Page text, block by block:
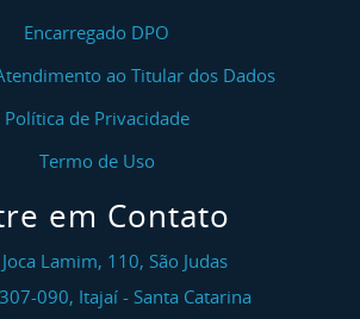
Encarregado DPO
ao Titular dos Dados
Política de Privacidade
Termo de Uso
em Contato
Joca Lamim, 110, São Judas
090, Itajaí- Santa Catarina